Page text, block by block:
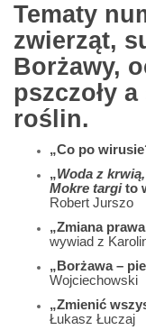
Tematy
zwierząt,
Borżawy,
pszczoły
roślin.
„Co po
„Woda z
Mokre targito
Robert Jurszo
„Zmiana
wywiad z
„Borżawa –
Wojciechowski
„Zmienić
Łukasz Łuczaj